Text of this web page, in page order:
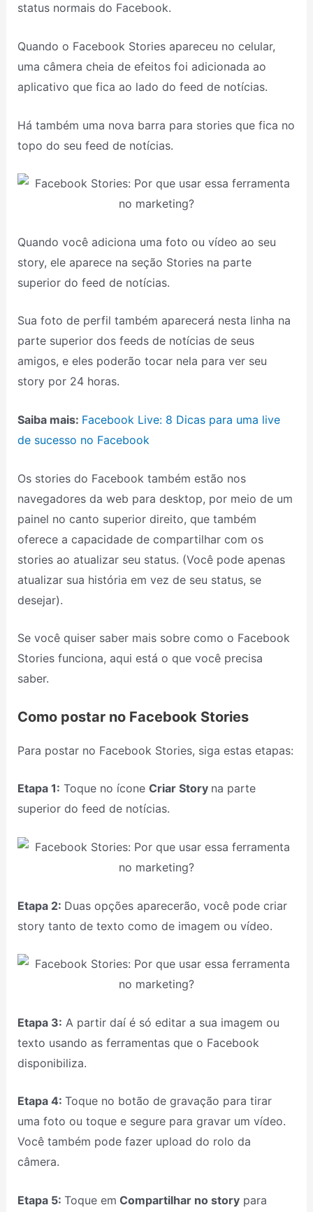
status normais do Facebook.
Quando o Facebook Stories apareceu no celular,
uma câmera cheia de efeitos foi adicionada ao
aplicativo que fica ao lado do feed de notícias.
Há também uma nova barra para stories que fica no
topo do seu feed de notícias.
Quando você adiciona uma foto ou vídeo ao seu
story, ele aparece na seção Stories na parte
superior do feed de notícias.
Sua foto de perfil também aparecerá nesta linha na
parte superior dos feeds de notícias de seus
amigos, e eles poderão tocar nela para ver seu
story por 24 horas.
Saiba mais: Facebook Live: 8 Dicas para uma live
de sucesso no Facebook
Os stories do Facebook também estão nos
navegadores da web para desktop, por meio de um
painel no canto superior direito, que também
oferece a capacidade de compartilhar com os
stories ao atualizar seu status. (Você pode apenas
atualizar sua história em vez de seu status, se
desejar).
Se você quiser saber mais sobre como o Facebook
Stories funciona, aqui está o que você precisa
saber.
Como postar no Facebook Stories
Para postar no Facebook Stories, siga estas etapas:
Etapa 1: Toque no ícone Criar Story na parte
superior do feed de notícias.
Etapa 2: Duas opções aparecerão, você pode criar
story tanto de texto como de imagem ou vídeo.
Etapa 3: A partir daí é só editar a sua imagem ou
texto usando as ferramentas que o Facebook
disponibiliza.
Etapa 4: Toque no botão de gravação para tirar
uma foto ou toque e segure para gravar um vídeo.
Você também pode fazer upload do rolo da
câmera.
Etapa 5: Toque em Compartilhar no storypara